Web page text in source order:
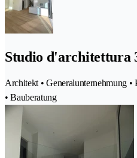
Studio d'architettura
Architekt • Generalunternehmung •
• Bauberatung